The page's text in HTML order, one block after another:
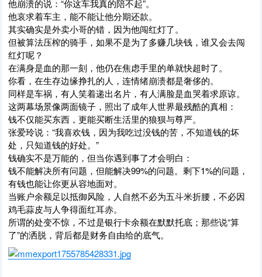
他崩溃的说：“你这车我真的陪不起”。
他哀求着车主，能不能让他分期还款。
其实确实是外卖小哥的错，因为他闯红灯了。
但被算法压榨的骑手，如果不是为了多赚几块钱，谁又会去闯
红灯呢？
在满身是血的那一刻，他仍在焦虑手里的单就快超时了。
你看，在生存边缘挣扎的人，连情绪崩溃都是奢侈的。
同样是车祸，有人笑着递出名片，有人满脸是血哭着求原谅。
这两幕场景像两面镜子，照出了成年人世界最残酷的真相：
钱不仅能买东西，更能买断生活里的狼狈与尊严。
张爱玲说：“我喜欢钱，因为我吃过没钱的苦，不知道钱的坏
处，只知道钱的好处。”
钱确实不是万能的，但当你遇到事了才会明白：
钱不能解决所有问题，但能解决99%的问题。剩下1%的问题，
有钱也能让你更从容地面对。
当账户余额足以抵御风险，人自然不必为五斗米折腰，不必因
鸡毛蒜皮与人争得面红耳赤。
所谓的处变不惊，不过是银行卡余额在默默托底；那些说“算
了”的洒脱，背后都是财务自由给的底气。